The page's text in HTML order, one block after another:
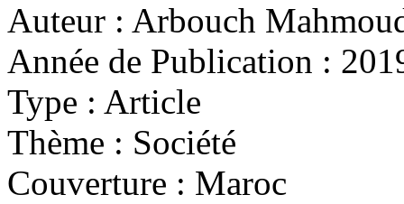
Auteur : Arbouch
Année de Publication :
Type : Article
Thème : Société
Couverture : Maroc